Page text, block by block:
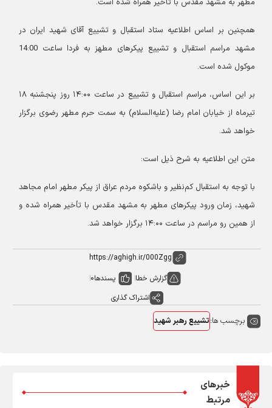
مطهر به مشهد مقدس با تأخیر همراه شده است.
همچنین بر اساس اطلاعیه ستاد استقبال و تشییع آقای شهید ایران در
مشهد مراسم استقبال و تشییع پیکرهای مطهز به فردا ساعت 14:00
موکول شده است.
بر این اساس، مراسم استقبال و تشییع در ساعت ۱۴:۰۰ روز پنجشنبه ۱۸
تیرماه از خیابان امام رضا (علیه‌السلام) به سمت حرم مطهر رضوی برگزار
خواهد شد.
متن این اطلاعیه به شرح ذیل است:
با توجه به استقبال کم‌نظیر و باشکوه مردم عراق از پیکر مطهر امام مجاهد
شهید، زمان ورود پیکرهای مطهر به مشهد مقدس با تأخیر همراه شده و
از همین رو مراسم در ساعت ۱۴:۰۰ برگزار خواهد شد.
گزارش خطا پسندها0
اشتراک گذاری
برچسب ها:تشییع رهبر شهید
خبرهای
مرتبط